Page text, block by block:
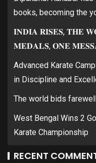
books, becoming the
𝐈𝐍𝐃𝐈𝐀 𝐑𝐈𝐒𝐄𝐒, 𝐓𝐇𝐄
𝐌𝐄𝐃𝐀𝐋𝐒, 𝐎𝐍𝐄
Advanced Karate
in Discipline and
The world bids
West Bengal Wins 2
Karate Championship
RECENT